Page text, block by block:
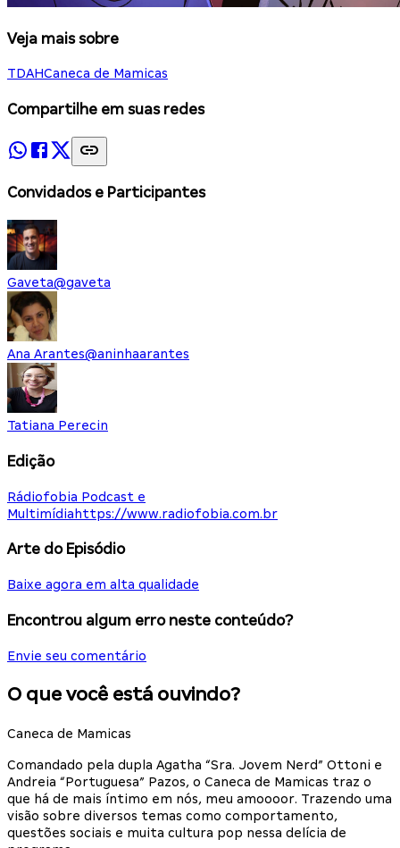
Veja mais sobre
TDAHCaneca de Mamicas
Compartilhe em suas redes
Convidados e Participantes
Gaveta@gaveta
Ana Arantes@aninhaarantes
Tatiana Perecin
Edição
Rádiofobia Podcast e
Multimídia https://www.radiofobia.com.br
Arte do Episódio
Baixe agora em alta qualidade
Encontrou algum erro neste conteúdo?
Envie seu comentário
O que você está ouvindo?
Caneca de Mamicas
Comandado pela dupla Agatha “Sra. Jovem Nerd” Ottoni e
Andreia “Portuguesa” Pazos, o Caneca de Mamicas traz o
que há de mais íntimo em nós, meu amoooor. Trazendo uma
visão sobre diversos temas como comportamento,
questões sociais e muita cultura pop nessa delícia de